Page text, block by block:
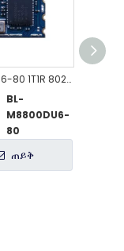
M8800DU6-80 1T1R 802.11a/b/g/n/ac/ax WiFi 6+B5.4 ሞጁል
BL-
M8800DU6-
80
ጠይቅ